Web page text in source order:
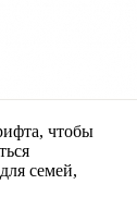
чтобы
семей,